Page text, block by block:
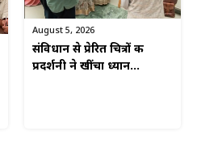
August 5, 2026
संविधान से प्रेरित चित्रों की
प्रदर्शनी ने खींचा ध्यान…